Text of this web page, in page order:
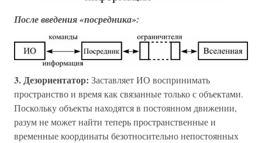
После введения «посредника»:
3. Дезориентатор: Заставляет ИО воспринимать
пространство и время как связанные только с объектами.
Поскольку объекты находятся в постоянном движении,
разум не может найти теперь пространственные и
временные координаты безотносительно непостоянных